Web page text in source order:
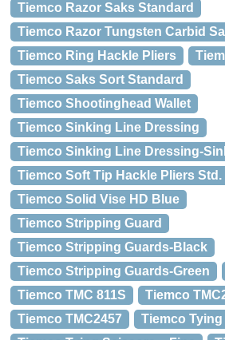
Tiemco Razor Saks Standard
Tiemco Razor Tungsten Carbid
Tiemco Ring Hackle Pliers
Tiemco Saks Sort Standard
Tiemco Shootinghead Wallet
Tiemco Sinking Line Dressing
Tiemco Sinking Line Dressing-
Tiemco Soft Tip Hackle Pliers Std.
Tiemco Solid Vise HD Blue
Tiemco Stripping Guard
Tiemco Stripping Guards-Black
Tiemco Stripping Guards-Green
Tiemco TMC 811S
Tiemco
Tiemco TMC2457
Tiemco Tying